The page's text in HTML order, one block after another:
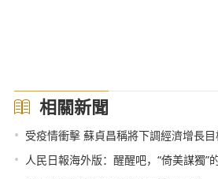
相關新聞
• 受疫情衝擊 蘇貞昌稱將下調經濟增長
• 人民日報海外版：醒醒吧，“倚美謀獨”